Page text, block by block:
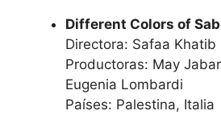
Different Colors of
Directora: Safaa Khatib
Productoras: May
Eugenia Lombardi
Países: Palestina, Italia